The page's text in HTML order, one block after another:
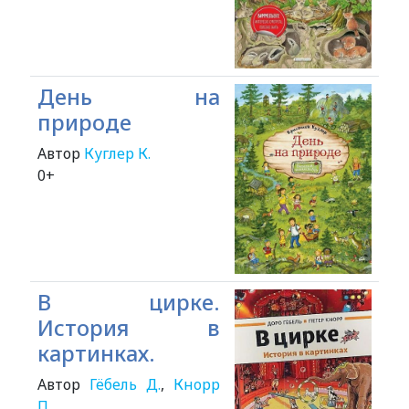
День на
природе
Автор Куглер К.
0+
В цирке.
История в
картинках.
Автор Гёбель Д., Кнорр